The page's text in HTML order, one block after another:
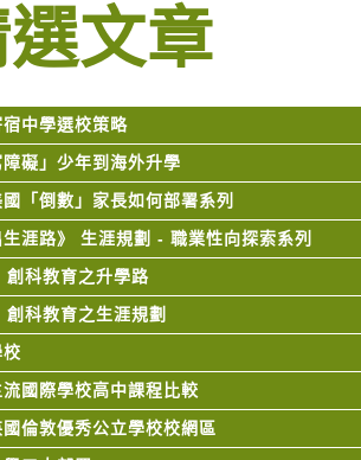
文章
中學選校策略
障礙」少年到海外升學
「倒數」家長如何部署系列
生涯路》 生涯規劃 - 職業性向探索系列
創科教育之升學路
創科教育之生涯規劃
校
流國際學校高中課程比較
倫敦優秀公立學校校網區